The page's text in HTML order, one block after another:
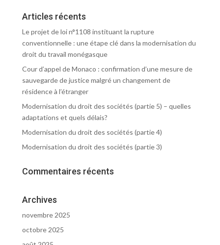
Articles récents
Le projet de loi n°1108 instituant la rupture
conventionnelle : une étape clé dans la modernisation du
droit du travail monégasque
Cour d’appel de Monaco : confirmation d’une mesure de
sauvegarde de justice malgré un changement de
résidence à l’étranger
Modernisation du droit des sociétés (partie 5) – quelles
adaptations et quels délais?
Modernisation du droit des sociétés (partie 4)
Modernisation du droit des sociétés (partie 3)
Commentaires récents
Archives
novembre 2025
octobre 2025